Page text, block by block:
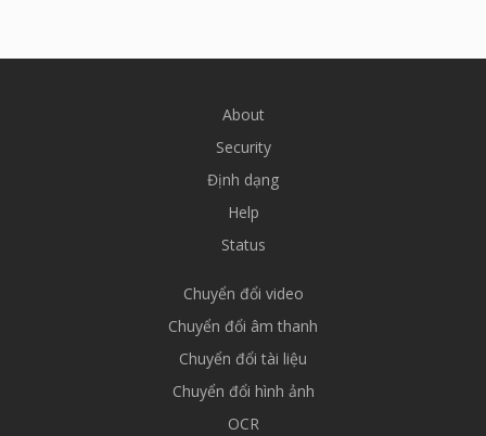
About
Security
Định dạng
Help
Status
Chuyển đổi video
Chuyển đổi âm thanh
Chuyển đổi tài liệu
Chuyển đổi hình ảnh
OCR